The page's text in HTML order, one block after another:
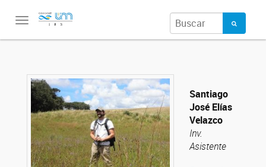
Toggle
Santiago
José Elías
Velazco
Inv.
Asistente